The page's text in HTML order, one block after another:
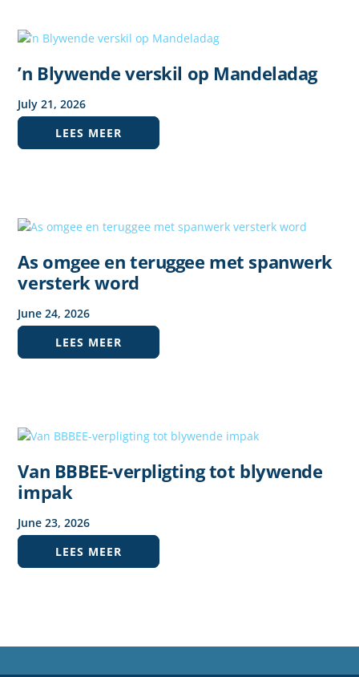
’n Blywende verskil op Mandeladag
July 21,2026
LEES MEER
As omgee en teruggee met spanwerk
versterk word
June 24,2026
LEES MEER
Van BBBEE-verpligting tot blywende
impak
June 23,2026
LEES MEER